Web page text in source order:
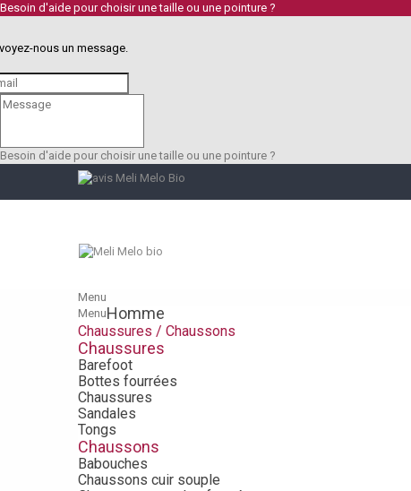
Besoin d'aide pour choisir une taille ou une pointure ?
nous un message.
Besoin d'aide pour choisir une taille ou une pointure ?
Menu
MenuHomme
Chaussures / Chaussons
Chaussures
Barefoot
Bottes fourrées
Chaussures
Sandales
Tongs
Chaussons
Babouches
Chaussons cuir souple